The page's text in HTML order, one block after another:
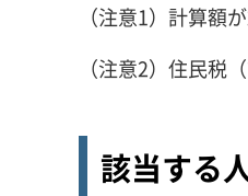
（注意1）計算額
（注意2）住民税
該当する